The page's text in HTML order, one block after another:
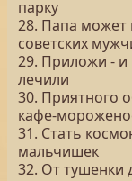
парку
28. Папа может
советских
29. Приложи - и
лечили
30. Приятного
кафе-
31. Стать
мальчишек
32. От тушенки